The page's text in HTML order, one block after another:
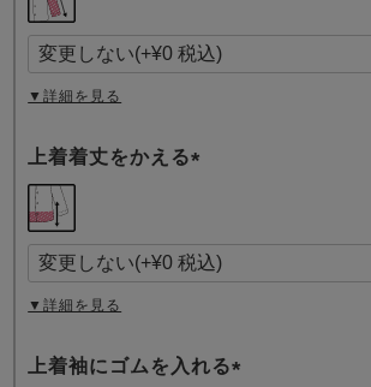
須
)
▼詳細を見る
上着着丈をかえる
須
)
▼詳細を見る
上着袖にゴムを入れる